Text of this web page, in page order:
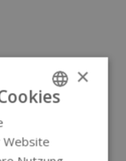
GERMAN
×
Website